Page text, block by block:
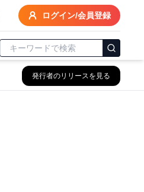
ログイン/会員登録
発行者のリリースを見る